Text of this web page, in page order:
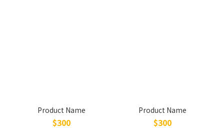
Product Name
$300
Product Name
$300